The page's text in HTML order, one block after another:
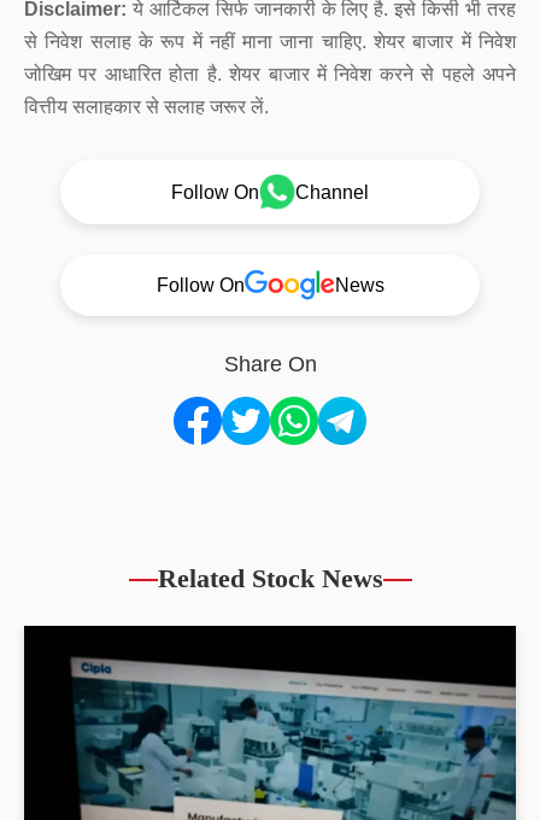
Disclaimer: ये आर्टिकल सिर्फ जानकारी के लिए है. इसे किसी भी तरह
से निवेश सलाह के रूप में नहीं माना जाना चाहिए. शेयर बाजार में निवेश
जोखिम पर आधारित होता है. शेयर बाजार में निवेश करने से पहले अपने
वित्तीय सलाहकार से सलाह जरूर लें.
Follow On Channel
Follow On News
Share On
Related Stock News